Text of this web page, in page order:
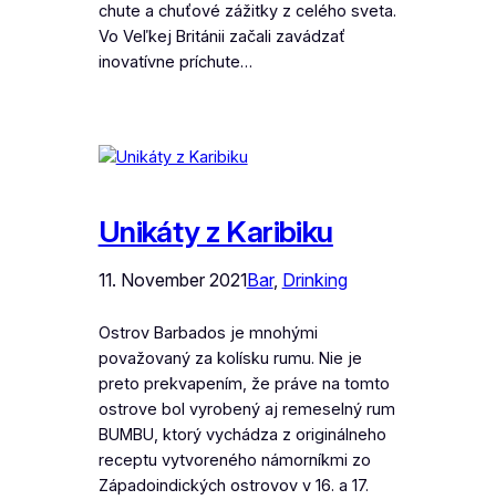
chute a chuťové zážitky z celého sveta.
Vo Veľkej Británii začali zavádzať
inovatívne príchute…
Unikáty z Karibiku
11. November 2021Bar, Drinking
Ostrov Barbados je mnohými
považovaný za kolísku rumu. Nie je
preto prekvapením, že práve na tomto
ostrove bol vyrobený aj remeselný rum
BUMBU, ktorý vychádza z originálneho
receptu vytvoreného námorníkmi zo
Západoindických ostrovov v 16. a 17.